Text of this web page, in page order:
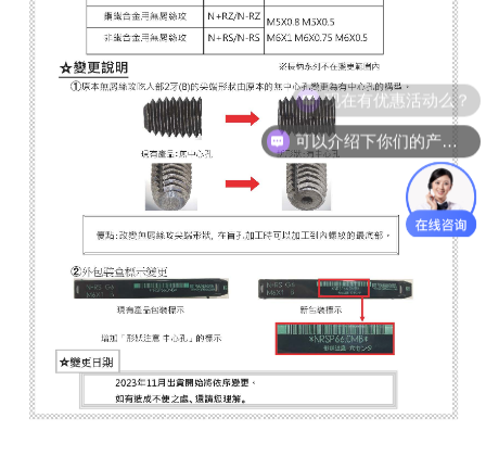
可以介绍下你们的产品么？
现在有优惠活动么？